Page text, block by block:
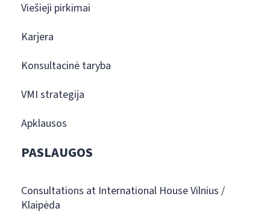
Viešieji pirkimai
Karjera
Konsultacinė taryba
VMI strategija
Apklausos
PASLAUGOS
Consultations at International House Vilnius /
Klaipėda